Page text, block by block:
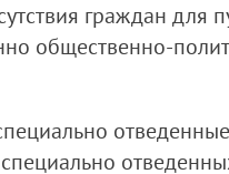
граждан для
общественно-